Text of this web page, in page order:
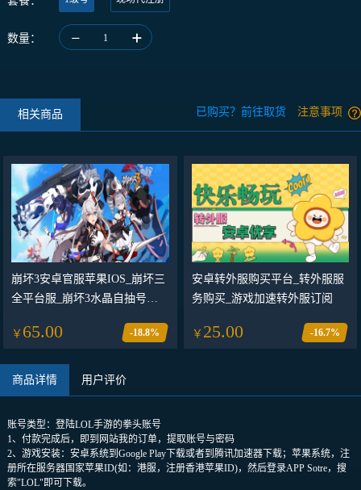
数量： 1
相关商品 已购买？前往取货 注意事项
崩坏3安卓官服苹果IOS_崩坏三
全平台服_崩坏3水晶自抽号初
￥ 65.00 -18.8%
安卓转外服购买平台_转外服服
务购买_游戏加速转外服订阅
￥ 25.00 -16.7%
商品详情 用户评价
账号类型：登陆LOL手游的拳头账号
1、付款完成后，即到网站我的订单，提取账号与密码
2、游戏安装：安卓系统到Google Play下载或者到腾讯加速器下载；苹果系统，注
册所在服务器国家苹果ID(如：港服，注册香港苹果ID)，然后登录APP Sotre，搜
索"LOL"即可下载。